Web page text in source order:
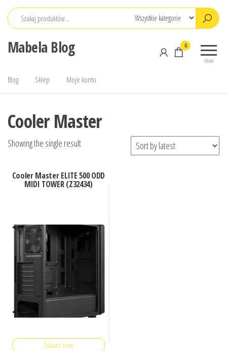
Przejdź
Mabela Blog
Menu
0
Blog Sklep Moje konto
Cooler Master
Showing the single result
Cooler Master ELITE 500 ODD
MIDI TOWER (Z32434)
Zobacz cenę